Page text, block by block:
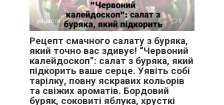
рецепти 0
Рецепт смачного салату з буряка,
який точно вас здивує! “Червоний
калейдоскоп”: салат з буряка, який
підкорить ваше серце. Уявіть собі
тарілку, повну яскравих кольорів
та свіжих ароматів. Бордовий
буряк, соковиті яблука, хрусткі